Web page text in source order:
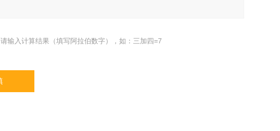
请输入计算结果（填写阿拉伯数字），如：三加四=7